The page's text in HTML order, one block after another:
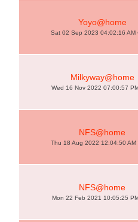
Yoyo@home
Sat 02 Sep 2023 04:02:16 AM
Milkyway@home
Wed 16 Nov 2022 07:00:57
NFS@home
Thu 18 Aug 2022 12:04:50 AM
NFS@home
Mon 22 Feb 2021 10:05:25